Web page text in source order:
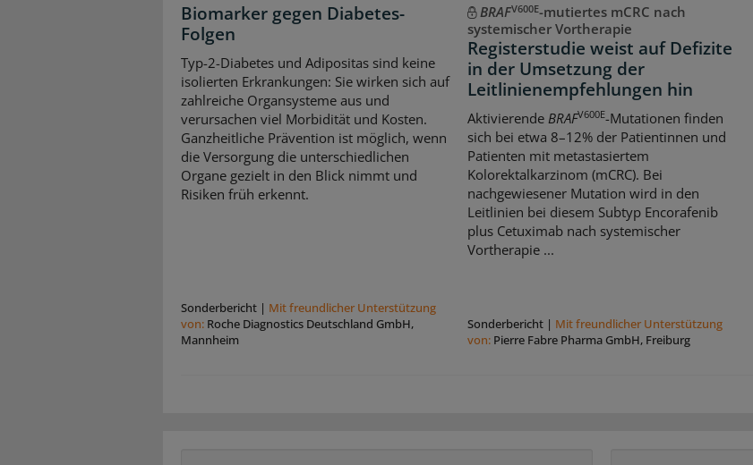
Biomarker gegen Diabetes-
Folgen
Typ-2-Diabetes und Adipositas sind keine
isolierten Erkrankungen: Sie wirken sich auf
zahlreiche Organsysteme aus und
verursachen viel Morbidität und Kosten.
Ganzheitliche Prävention ist möglich, wenn
die Versorgung die unterschiedlichen
Organe gezielt in den Blick nimmt und
Risiken früh erkennt.
Sonderbericht | Mit freundlicher Unterstützung
von: Roche Diagnostics Deutschland GmbH,
Mannheim
BRAFV600E-mutiertes mCRC nach
systemischer Vortherapie
Registerstudie weist auf Defizite
in der Umsetzung der
Leitlinienempfehlungen hin
Aktivierende BRAFV600E-Mutationen finden
sich bei etwa 8–12% der Patientinnen und
Patienten mit metastasiertem
Kolorektalkarzinom (mCRC). Bei
nachgewiesener Mutation wird in den
Leitlinien bei diesem Subtyp Encorafenib
plus Cetuximab nach systemischer
Vortherapie ...
Sonderbericht| Mit freundlicher Unterstützung
von: Pierre Fabre Pharma GmbH, Freiburg